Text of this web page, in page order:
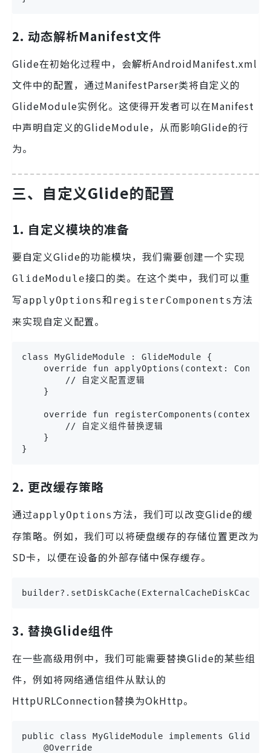
2. 动态解析Manifest文件
Glide在初始化过程中，会解析AndroidManifest.xml
文件中的配置，通过ManifestParser类将自定义的
GlideModule实例化。这使得开发者可以在Manifest
中声明自定义的GlideModule，从而影响Glide的行
为。
三、自定义Glide的配置
1. 自定义模块的准备
要自定义Glide的功能模块，我们需要创建一个实现
GlideModule接口的类。在这个类中，我们可以重
写applyOptions和 registerComponents 方法
来实现自定义配置。
class MyGlideModule : GlideModule {
override fun applyOptions(context:
        // 自定义配置逻辑
    }
override fun registerComponents(context:
        // 自定义组件替换逻辑
    }
}
2. 更改缓存策略
通过applyOptions 方法，我们可以改变Glide的缓
存策略。例如，我们可以将硬盘缓存的存储位置更改为
SD卡，以便在设备的外部存储中保存缓存。
3. 替换Glide组件
在一些高级用例中，我们可能需要替换Glide的某些组
件，例如将网络通信组件从默认的
HttpURLConnection替换为OkHttp。
public class MyGlideModule implements
    @Override